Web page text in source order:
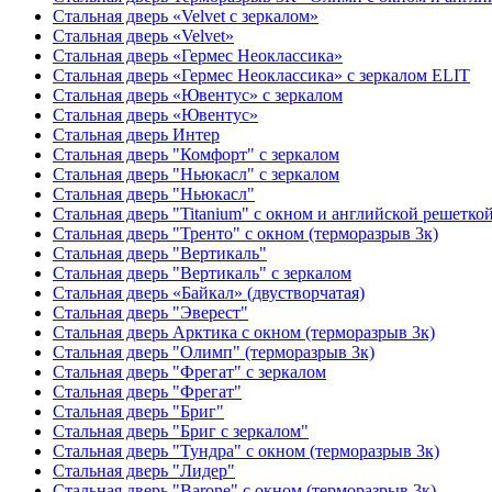
Стальная дверь «Velvet с зеркалом»
Стальная дверь «Velvet»
Стальная дверь «Гермес Неоклассика»
Стальная дверь «Гермес Неоклассика» с зеркалом ELIT
Стальная дверь «Ювентус» с зеркалом
Стальная дверь «Ювентус»
Стальная дверь Интер
Стальная дверь "Комфорт" с зеркалом
Стальная дверь "Ньюкасл" с зеркалом
Стальная дверь "Ньюкасл"
Стальная дверь "Titanium" с окном и английской
Стальная дверь "Тренто" с окном (терморазрыв 3к)
Стальная дверь "Вертикаль"
Стальная дверь "Вертикаль" с зеркалом
Стальная дверь «Байкал» (двустворчатая)
Стальная дверь "Эверест"
Стальная дверь Арктика с окном (терморазрыв 3к)
Стальная дверь "Олимп" (терморазрыв 3к)
Стальная дверь "Фрегат" с зеркалом
Стальная дверь "Фрегат"
Стальная дверь "Бриг"
Стальная дверь "Бриг с зеркалом"
Стальная дверь "Тундра" с окном (терморазрыв 3к)
Стальная дверь "Лидер"